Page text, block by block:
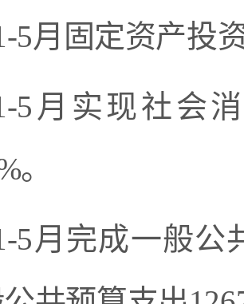
5月 固定资产投
5 月 实现社会
。
5月 完成一般公